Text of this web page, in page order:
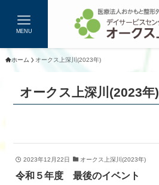
MENU
ホーム オークス上深川(2023年)
オークス上深川(2023年)
2023年12月22日 オークス上深川(2023年)
令和５年度 最後のイベント